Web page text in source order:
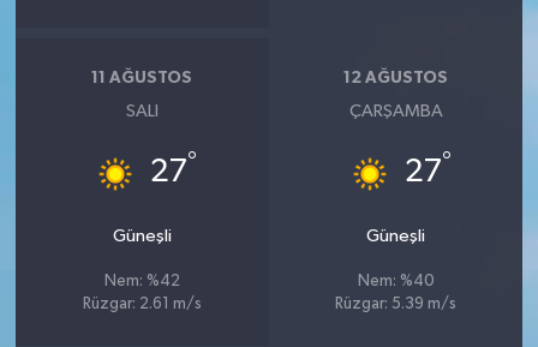
11 AĞUSTOS
SALI
27°
Güneşli
Nem: %42
Rüzgar: 2.61 m/s
12 AĞUSTOS
ÇARŞAMBA
27°
Güneşli
Nem: %40
Rüzgar: 5.39 m/s